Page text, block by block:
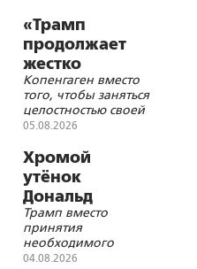
деградации, но и к
деградации мер
доверия
«Трамп
продолжает
жестко
троллить
Данию»
Копенгаген вместо
того, чтобы заняться
целостностью своей
страны, с головой
украинскую трясину
05.08.2026
Хромой
утёнок
Дональд
Трамп вместо
принятия
необходимого
решения на согласие
04.08.2026